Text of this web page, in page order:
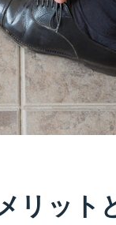
リット